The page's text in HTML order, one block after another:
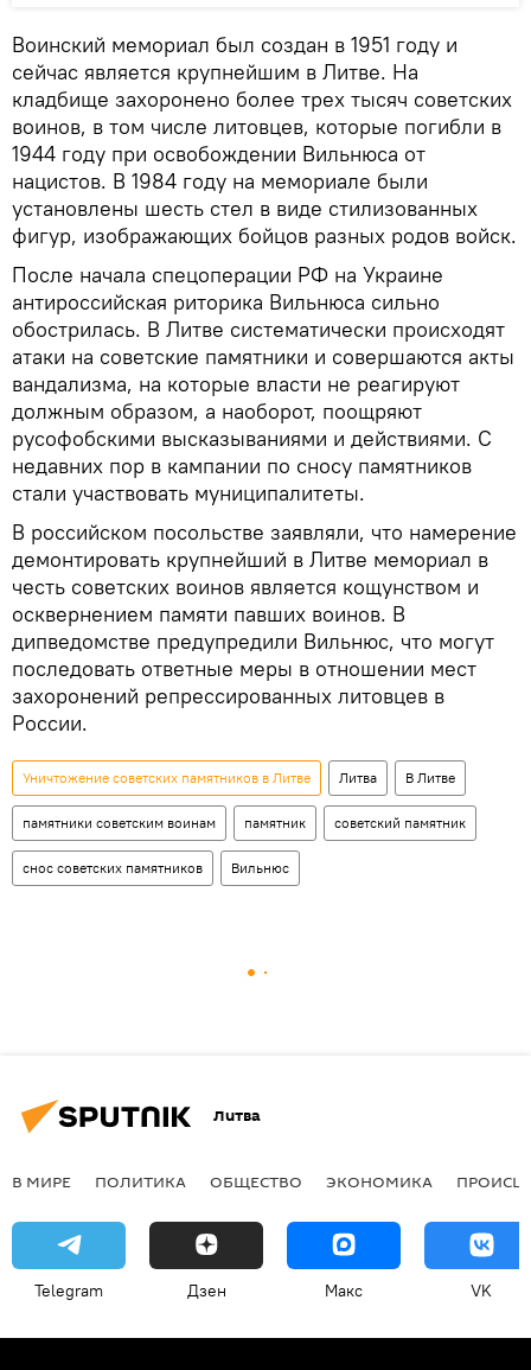
Воинский мемориал был создан в 1951 году и
сейчас является крупнейшим в Литве. На
кладбище захоронено более трех тысяч советских
воинов, в том числе литовцев, которые погибли в
1944 году при освобождении Вильнюса от
нацистов. В 1984 году на мемориале были
установлены шесть стел в виде стилизованных
фигур, изображающих бойцов разных родов войск.
После начала спецоперации РФ на Украине
антироссийская риторика Вильнюса сильно
обострилась. В Литве систематически происходят
атаки на советские памятники и совершаются акты
вандализма, на которые власти не реагируют
должным образом, а наоборот, поощряют
русофобскими высказываниями и действиями. С
недавних пор в кампании по сносу памятников
стали участвовать муниципалитеты.
В российском посольстве заявляли, что намерение
демонтировать крупнейший в Литве мемориал в
честь советских воинов является кощунством и
осквернением памяти павших воинов. В
дипведомстве предупредили Вильнюс, что могут
последовать ответные меры в отношении мест
захоронений репрессированных литовцев в
России.
Уничтожение советских памятников в Литве Литва В Литве
памятники советским воинам памятник советский памятник
снос советских памятников Вильнюс
Литва
В МИРЕ ПОЛИТИКА ОБЩЕСТВО ЭКОНОМИКА
Telegram Дзен Макс VK